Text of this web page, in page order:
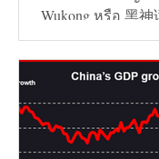
Wukong หรือ 黑神
ว่า เกมหงอคง) ไม่